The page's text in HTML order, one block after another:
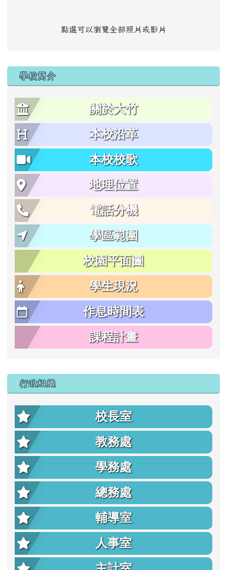
點選可以瀏覽全部照片或影片
學校簡介
關於大竹
本校沿革
本校校歌
地理位置
電話分機
學區範圍
校園平面圖
學生現況
作息時間表
課程計畫
行政組織
校長室
教務處
學務處
總務處
輔導室
人事室